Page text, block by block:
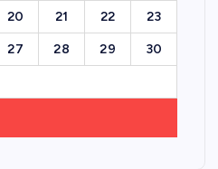
20 21 22 23
27 28 29 30